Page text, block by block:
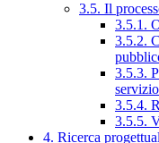
3.5. Il
3.5.1.
3.5.2.
3.5.3.
servizio
3.5.4.
3.5.5.
4. Ricerca